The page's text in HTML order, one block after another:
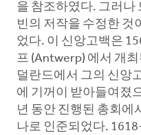
을 참조하였다. 그러나
빈의 저작을 수정한 것
었다. 이 신앙고백은
프 (Antwerp) 에서 개
덜란드에서 그의 신앙
에 기꺼이 받아들여졌
년 동안 진행된 총회에
나로 인준되었다.